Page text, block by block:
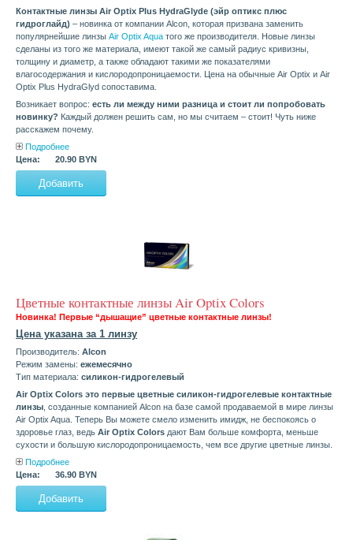
Контактные линзы Air Optix Plus HydraGlyde (эйр оптикс плюс
гидроглайд) – новинка от компании Alcon, которая призвана заменить
популярнейшие линзы Air Optix Aqua того же производителя. Новые линзы
сделаны из того же материала, имеют такой же самый радиус кривизны,
толщину и диаметр, а также обладают такими же показателями
влагосодержания и кислородопроницаемости. Цена на обычные Air Optix и Air
Optix Plus HydraGlyd сопоставима.
Возникает вопрос: есть ли между ними разница и стоит ли попробовать
новинку? Каждый должен решить сам, но мы считаем – стоит! Чуть ниже
расскажем почему.
Подробнее
20.90 BYN
Цена:
Цветные контактные линзы Air Optix Colors
Новинка! Первые “дышащие” цветные контактные линзы!
Цена указана за 1 линзу
Производитель: Alcon
Режим замены: ежемесячно
Тип материала: силикон-гидрогелевый
Air Optix Colors это первые цветные силикон-гидрогелевые контактные
линзы , созданные компанией Alcon на базе самой продаваемой в мире линзы
Air Optix Aqua. Теперь Вы можете смело изменить имидж, не беспокоясь о
здоровье глаз, ведь Air Оptix Colors дают Вам больше комфорта, меньше
сухости и большую кислородопроницаемость, чем все другие цветные линзы.
Подробнее
36.90 BYN
Цена: